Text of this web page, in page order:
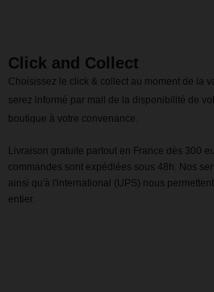
Click and Collect
Choisissez le click & collect au moment de la
serez informé par mail de la disponibilité de
boutique à votre convenance.
Livraison gratuite partout en France dès 300
commandes sont expédiées sous 48h. Nos
ainsi qu'à l'international (UPS) nous
entier.